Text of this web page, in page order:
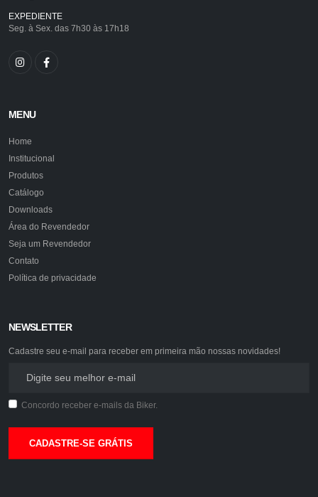
EXPEDIENTE
Seg. à Sex. das 7h30 às 17h18
MENU
Home
Institucional
Produtos
Catálogo
Downloads
Área do Revendedor
Seja um Revendedor
Contato
Política de privacidade
NEWSLETTER
Cadastre seu e-mail para receber em primeira mão nossas novidades!
Concordo receber e-mails da Biker.
CADASTRE-SE GRÁTIS